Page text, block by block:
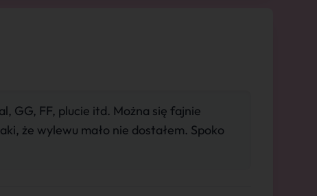
GG, FF, plucie itd. Można się fajnie
że wylewu mało nie dostałem. Spoko